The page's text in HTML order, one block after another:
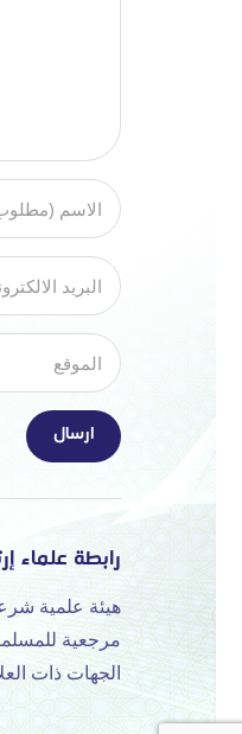
رابطة علماء
هيئة علمية
مرجعية
الجهات ذات